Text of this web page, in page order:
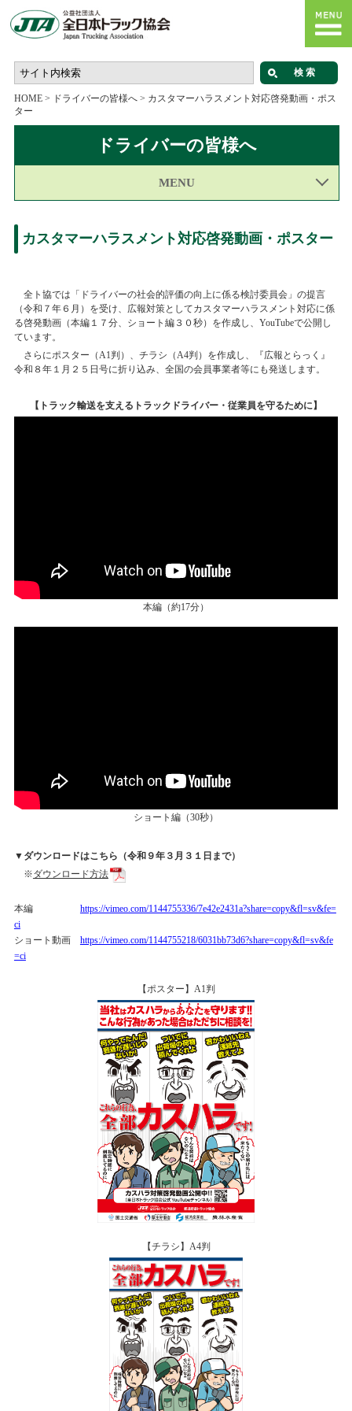
HOME> ドライバーの皆様へ> カスタマーハラスメント対応啓発動画・ポス
ター
ドライバーの皆様へ
MENU
カスタマーハラスメント対応啓発動画・ポスター
全ト協では「ドライバーの社会的評価の向上に係る検討委員会」の提言
（令和７年６月）を受け、広報対策としてカスタマーハラスメント対応に係
る啓発動画（本編１７分、ショート編３０秒）を作成し、 YouTubeで公開し
ています。
さらにポスター（A1判）、チラシ（A4判）を作成し、『広報とらっく』
令和８年１月２５日号に折り込み、全国の会員事業者等にも発送します。
【トラック輸送を支えるトラックドライバー・従業員を守るために】
本編（約17分）
ショート編（30秒）
▼ダウンロードはこちら（令和９年３月３１日まで）
※ダウンロード方法
本編 https://vimeo.com/1144755336/7e42e2431a?share=copy&fl=sv&fe=
ci
ショート動画 https://vimeo.com/1144755218/6031bb73d6?share=copy&fl=sv&fe
=ci
【ポスター】A1判
【チラシ】A4判